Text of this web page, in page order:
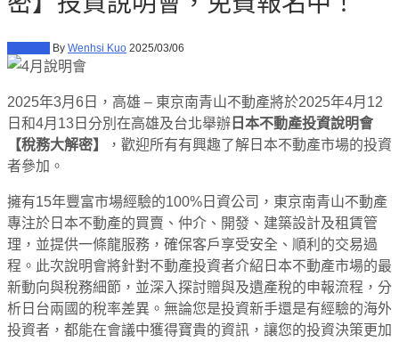
By Wenhsi Kuo 2025/03/06
2025年3月6日，高雄 – 東京南青山不動產將於2025年4月12
日和4月13日分別在高雄及台北舉辦 日本不動產投資說明會
【稅務大解密】
，歡迎所有有興趣了解日本不動產市場的投資
者參加。
擁有15年豐富市場經驗的100%日資公司，東京南青山不動產
專注於日本不動產的買賣、仲介、開發、建築設計及租賃管
理，並提供一條龍服務，確保客戶享受安全、順利的交易過
程。此次說明會將針對不動產投資者介紹日本不動產市場的最
新動向與稅務細節，並深入探討贈與及遺產稅的申報流程，分
析日台兩國的稅率差異。無論您是投資新手還是有經驗的海外
投資者，都能在會議中獲得寶貴的資訊，讓您的投資決策更加